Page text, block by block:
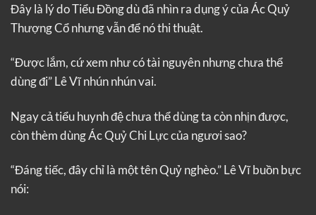
Đây là lý do Tiểu Đồng dù đã nhìn ra dụng ý của Ác Quỷ
Thượng Cổ nhưng vẫn để nó thi thuật.
“Được lắm, cứ xem như có tài nguyên nhưng chưa thể
dùng đi” Lê Vĩ nhún nhún vai.
Ngay cả tiểu huynh đệ chưa thể dùng ta còn nhịn được,
còn thèm dùng Ác Quỷ Chi Lực của ngươi sao?
“Đáng tiếc, đây chỉ là một tên Quỷ nghèo.” Lê Vĩ buồn bực
nói: